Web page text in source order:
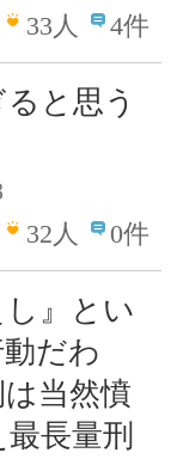
33人 4件
と思う
32人 0件
し』とい
だわ
当然憤
長量刑